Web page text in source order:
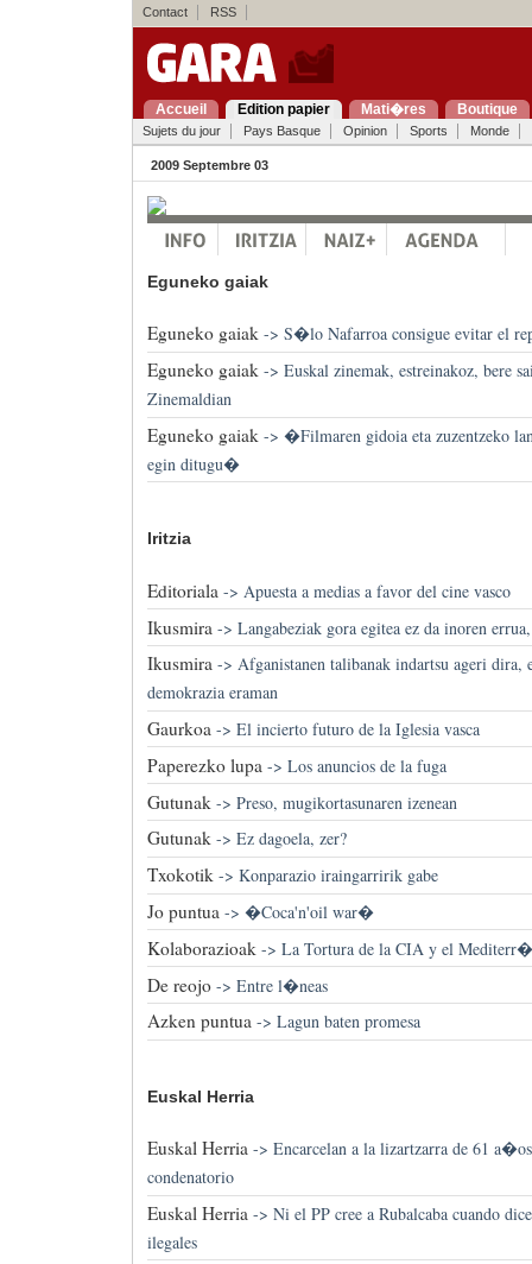
Contact RSS
Accueil Edition papier Mati�res Boutique
Sujets du jour Pays Basque Opinion Sports Monde
2009 Septembre 03
Eguneko gaiak
Eguneko gaiak-> S�lo Nafarroa consigue evitar el
Eguneko gaiak-> Euskal zinemak, estreinakoz, bere
Zinemaldian
Eguneko gaiak-> �Filmaren gidoia eta zuzentzeko
egin ditugu�
Iritzia
Editoriala -> Apuesta a medias a favor del cine vasco
Ikusmira -> Langabeziak gora egitea ez da inoren
Ikusmira-> Afganistanen talibanak indartsu ageri dira,
demokrazia eraman
Gaurkoa-> El incierto futuro de la Iglesia vasca
Paperezko lupa-> Los anuncios de la fuga
Gutunak -> Preso, mugikortasunaren izenean
Gutunak-> Ez dagoela, zer?
Txokotik-> Konparazio iraingarririk gabe
Jo puntua-> �Coca'n'oil war�
Kolaborazioak -> La Tortura de la CIA y el
De reojo-> Entre l�neas
Azken puntua-> Lagun baten promesa
Euskal Herria
Euskal Herria-> Encarcelan a la lizartzarra de 61
condenatorio
Euskal Herria-> Ni el PP cree a Rubalcaba cuando
ilegales